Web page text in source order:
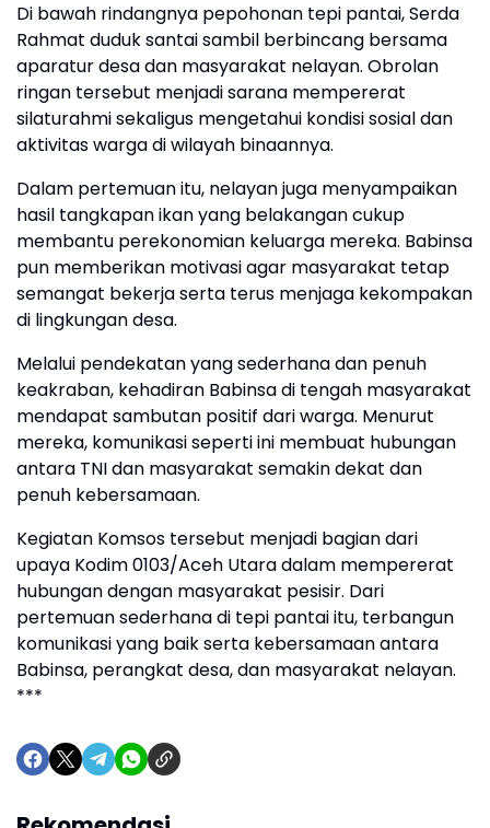
Di bawah rindangnya pepohonan tepi pantai, Serda
Rahmat duduk santai sambil berbincang bersama
aparatur desa dan masyarakat nelayan. Obrolan
ringan tersebut menjadi sarana mempererat
silaturahmi sekaligus mengetahui kondisi sosial dan
aktivitas warga di wilayah binaannya.
Dalam pertemuan itu, nelayan juga menyampaikan
hasil tangkapan ikan yang belakangan cukup
membantu perekonomian keluarga mereka. Babinsa
pun memberikan motivasi agar masyarakat tetap
semangat bekerja serta terus menjaga kekompakan
di lingkungan desa.
Melalui pendekatan yang sederhana dan penuh
keakraban, kehadiran Babinsa di tengah masyarakat
mendapat sambutan positif dari warga. Menurut
mereka, komunikasi seperti ini membuat hubungan
antara TNI dan masyarakat semakin dekat dan
penuh kebersamaan.
Kegiatan Komsos tersebut menjadi bagian dari
upaya Kodim 0103/Aceh Utara dalam mempererat
hubungan dengan masyarakat pesisir. Dari
pertemuan sederhana di tepi pantai itu, terbangun
komunikasi yang baik serta kebersamaan antara
Babinsa, perangkat desa, dan masyarakat nelayan.
***